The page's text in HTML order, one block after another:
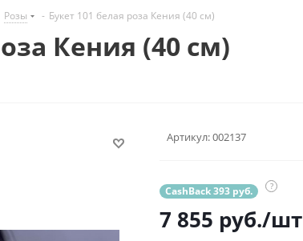
Розы - Букет 101 белая роза Кения (40 см)
Кения (40 см)
Артикул:002137
CashBack 393 руб. ?
7 855 руб./шт